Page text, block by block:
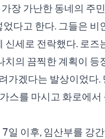
장 가난한 동네의 주
다고 한다. 그들은 비
신세로 전락했다. 로즈
치의 끔찍한 계획이 등
가겠다는 발상이었다.
스를 마시고 화로에
일 이후, 임산부를 강